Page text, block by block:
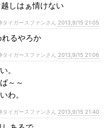
しはぁ情けない
イガースファンさん 2013,9/15 21:05
るやろか
イガースファンさん 2013,9/15 21:06
。
～～
。
イガースファンさん 2013,9/15 21:40